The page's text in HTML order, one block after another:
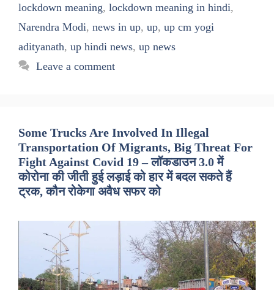
lockdown meaning, lockdown meaning in hindi,
Narendra Modi, news in up, up, up cm yogi
adityanath, up hindi news, up news
Leave a comment
Some Trucks Are Involved In Illegal
Transportation Of Migrants, Big Threat For
Fight Against Covid 19 – लॉकडाउन 3.0 में
कोरोना की जीती हुई लड़ाई को हार में बदल सकते हैं
ट्रक, कौन रोकेगा अवैध सफर को